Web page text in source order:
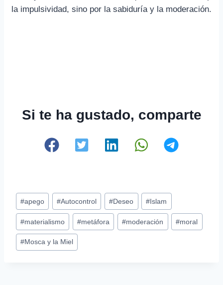
la impulsividad, sino por la sabiduría y la moderación.
Si te ha gustado, comparte
Etiquetas
de
la
entrada:
#apego #Autocontrol #Deseo # Islam
#materialismo #metáfora #moderación #moral
#Mosca y la Miel